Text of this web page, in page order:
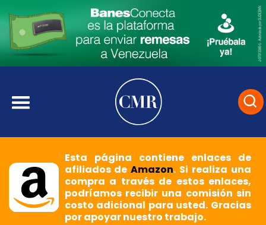
Esta página contiene enlaces de
afiliados deAmazon. Si realiza una
compra a través de estos enlaces,
podríamos recibir una comisión sin
costo adicional para usted. Gracias
por apoyar nuestro trabajo.